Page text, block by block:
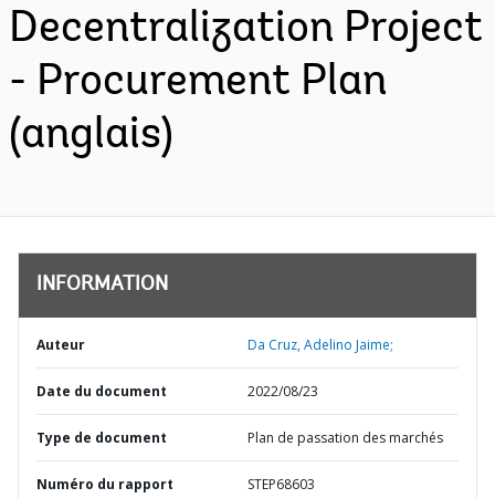
Decentralization Project
- Procurement Plan
(anglais)
INFORMATION
Auteur Da Cruz, Adelino Jaime;
Date du document 2022/08/23
Type de document Plan de passation des marchés
Numéro du rapport STEP68603